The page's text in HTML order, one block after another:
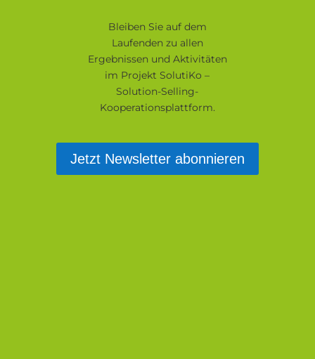
Bleiben Sie auf dem
Laufenden zu allen
Ergebnissen und Aktivitäten
im Projekt SolutiKo –
Solution-Selling-
Kooperationsplattform.
Jetzt Newsletter abonnieren